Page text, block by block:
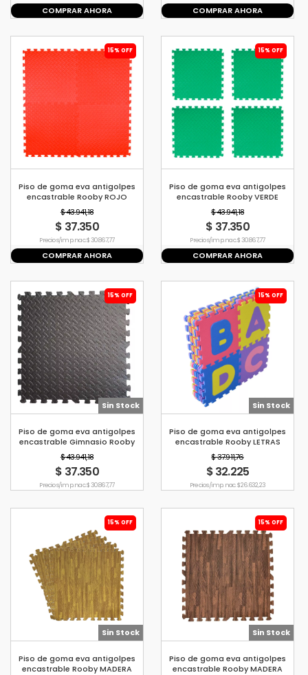
COMPRAR AHORA COMPRAR AHORA
15% OFF
Piso de goma eva antigolpes
encastrable Rooby ROJO
$ 43.941,18
$ 37.350
Precio s/imp. nac. $ 30.867,77
COMPRAR AHORA
15% OFF
Piso de goma eva antigolpes
encastrable Rooby VERDE
$ 43.941,18
$ 37.350
Precio s/imp. nac. $ 30.867,77
COMPRAR AHORA
15% OFF
Sin Stock
Piso de goma eva antigolpes
encastrable Gimnasio Rooby
NEGRO
$ 43.941,18
$ 37.350
Precio s/imp. nac. $ 30.867,77
15% OFF
Sin Stock
Piso de goma eva antigolpes
encastrable Rooby LETRAS
$ 37.911,76
$ 32.225
Precio s/imp. nac. $ 26.632,23
15% OFF
Sin Stock
Piso de goma eva antigolpes
encastrable Rooby MADERA
15% OFF
Sin Stock
Piso de goma eva antigolpes
encastrable Rooby MADERA